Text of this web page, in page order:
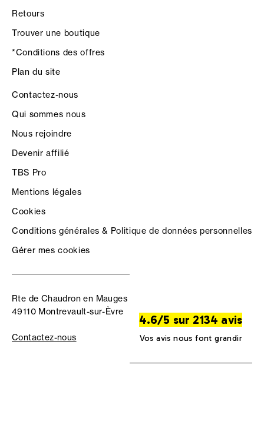
Retours
Trouver une boutique
*Conditions des offres
Plan du site
Contactez-nous
Qui sommes nous
Nous rejoindre
Devenir affilié
TBS Pro
Mentions légales
Cookies
Conditions générales & Politique de données personnelles
Gérer mes cookies
Rte de Chaudron en Mauges
49110 Montrevault-sur-Èvre
Contactez-nous
4.6/5 sur 2134 avis
Vos avis nous font grandir